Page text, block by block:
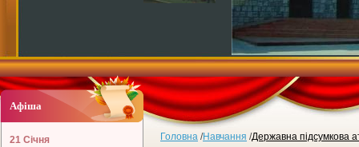
Головна /Навчання /Державна підсумкова
Афіша
21 Січня